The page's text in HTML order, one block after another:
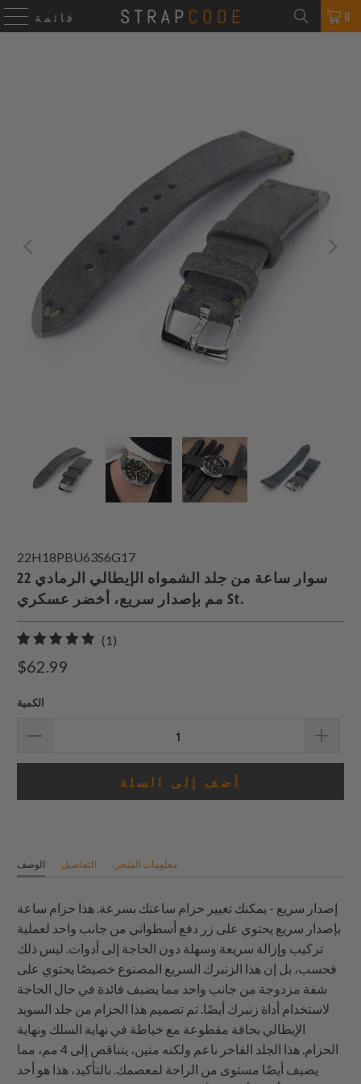
قائمة 0
22H18PBU63S6G17
سوار ساعة من جلد الشمواه الإيطالي الرمادي 22
مم بإصدار سريع، أخضر عسكري St.
(1)
$62.99
الكمية
أضف إلى السلة
الوصف التفاصيل معلومات الشحن
إصدار سريع - يمكنك تغيير حزام ساعتك بسرعة. هذا حزام ساعة
بإصدار سريع يحتوي على زر دفع أسطواني من جانب واحد لعملية
تركيب وإزالة سريعة وسهلة دون الحاجة إلى أدوات. ليس ذلك
فحسب، بل إن هذا الزنبرك السريع المصنوع خصيصًا يحتوي على
شفة مزدوجة من جانب واحد مما يضيف فائدة في حال الحاجة
لاستخدام أداة زنبرك أيضًا. تم تصميم هذا الحزام من جلد السويد
الإيطالي بحافة مقطوعة مع خياطة في نهاية السلك ونهاية
الحزام. هذا الجلد الفاخر ناعم ولكنه متين، يتناقص إلى 4 مم، مما
يضيف أيضًا مستوى من الراحة لمعصمك. بالتأكيد، هذا هو أحد